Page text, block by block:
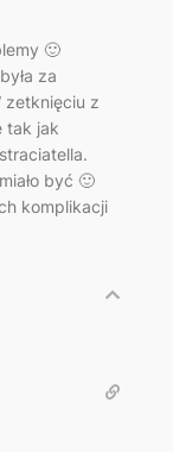
🙂
za
zetknięciu z
tak jak
być 🙂
komplikacji